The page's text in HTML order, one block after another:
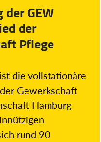
GEW
der
Pflege
die vollstationäre
Gewerkschaft
Hamburg
rund 90